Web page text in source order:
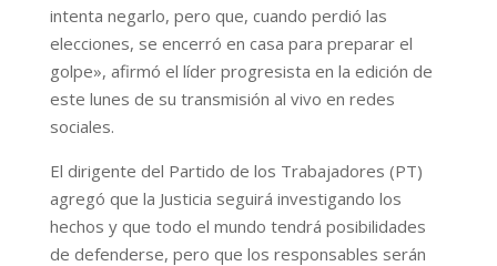
intenta negarlo, pero que, cuando perdió las
elecciones, se encerró en casa para preparar el
golpe», afirmó el líder progresista en la edición de
este lunes de su transmisión al vivo en redes
sociales.
El dirigente del Partido de los Trabajadores (PT)
agregó que la Justicia seguirá investigando los
hechos y que todo el mundo tendrá posibilidades
de defenderse, pero que los responsables serán